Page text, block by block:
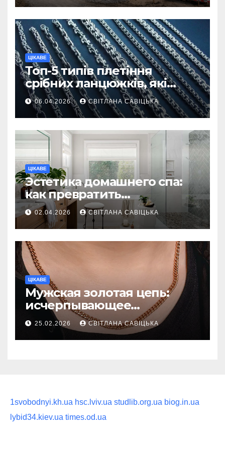
ЦІКАВЕ
Топ-5 типів плетіння
срібних ланцюжків, які
вважаються
найнадійнішими
06.04.2026 СВІТЛАНА САВІЦЬКА
ЦІКАВЕ
Эстетика домашнего спа:
как превратить
ежедневную гигиену в
восстанавливающий
ритуал
02.04.2026 СВІТЛАНА САВІЦЬКА
ЦІКАВЕ
Мужская золотая цепь:
исчерпывающее
руководство по выбору
статусного украшения
25.02.2026 СВІТЛАНА САВІЦЬКА
1svobodnyi.kh.ua hsc.lviv.ua studlib.org.ua biog.in.ua
lybid34.kiev.ua times.od.ua